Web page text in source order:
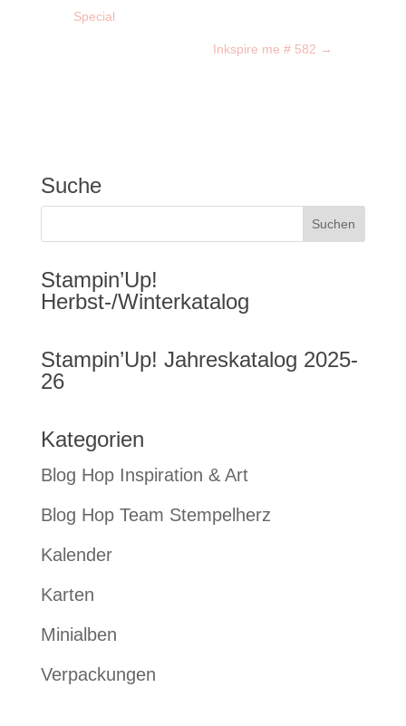
Special
Inkspire me # 582 →
Suche
Stampin’Up!
Herbst-/Winterkatalog
Stampin’Up! Jahreskatalog 2025-
26
Kategorien
Blog Hop Inspiration & Art
Blog Hop Team Stempelherz
Kalender
Karten
Minialben
Verpackungen